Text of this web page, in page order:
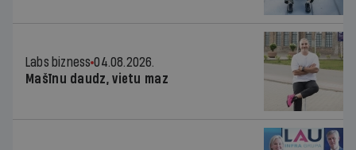
Labs bizness 04.08.2026.
Mašīnu daudz, vietu maz